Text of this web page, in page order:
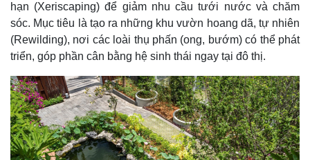
hạn (Xeriscaping) để giảm nhu cầu tưới nước và chăm
sóc. Mục tiêu là tạo ra những khu vườn hoang dã, tự nhiên
(Rewilding), nơi các loài thụ phấn (ong, bướm) có thể phát
triển, góp phần cân bằng hệ sinh thái ngay tại đô thị.